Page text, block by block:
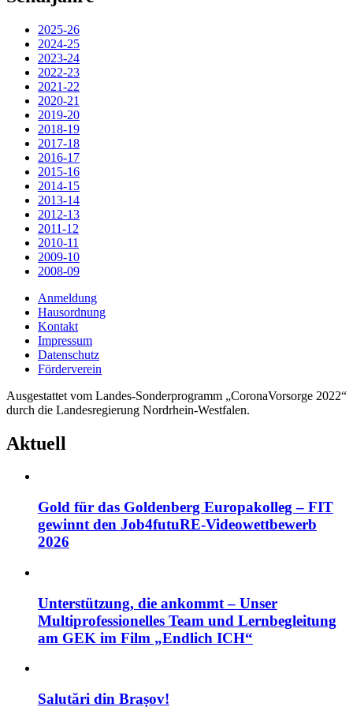
2025-26
2024-25
2023-24
2022-23
2021-22
2020-21
2019-20
2018-19
2017-18
2016-17
2015-16
2014-15
2013-14
2012-13
2011-12
2010-11
2009-10
2008-09
Anmeldung
Hausordnung
Kontakt
Impressum
Datenschutz
Förderverein
Ausgestattet vom Landes-Sonderprogramm „CoronaVorsorge 2022“
durch die Landesregierung Nordrhein-Westfalen.
Aktuell
Gold für das Goldenberg Europakolleg – FIT
gewinnt den Job4futuRE-Videowettbewerb
2026
Unterstützung, die ankommt – Unser
Multiprofessionelles Team und Lernbegleitung
am GEK im Film „Endlich ICH“
Salutări din Brașov!